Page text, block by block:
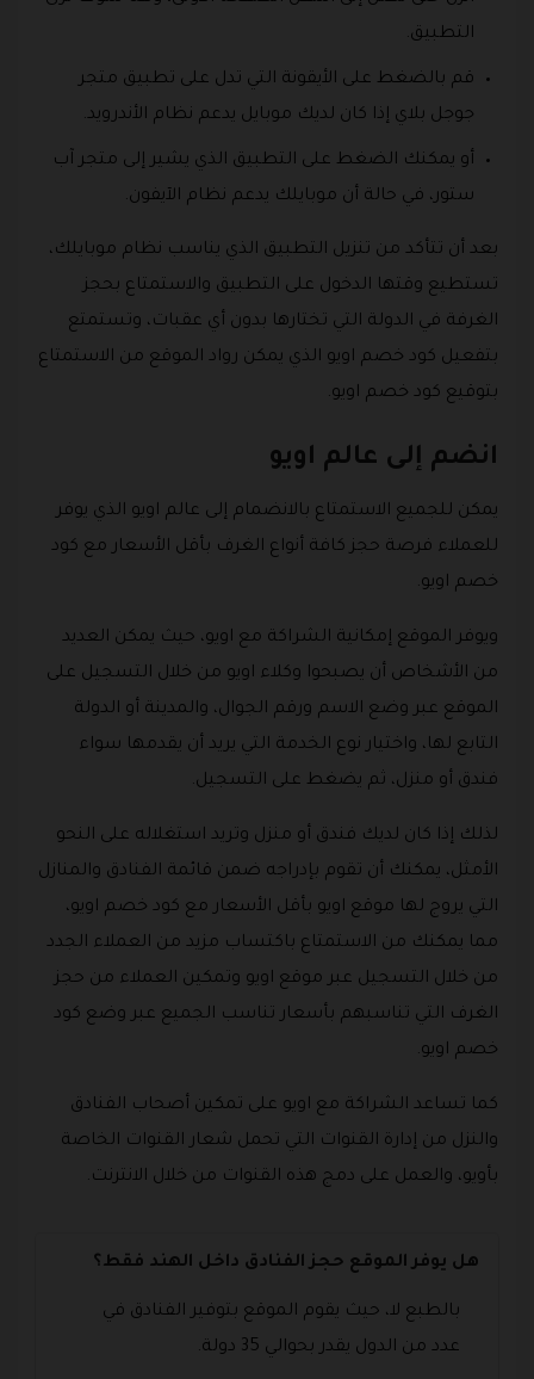
التطبيق.
قم بالضغط على الأيقونة التي تدل على تطبيق متجر
جوجل بلاي إذا كان لديك موبايل يدعم نظام الأندرويد.
أو يمكنك الضغط على التطبيق الذي يشير إلى متجر آب
ستور، في حالة أن موبايلك يدعم نظام الآيفون.
بعد أن تتأكد من تنزيل التطبيق الذي يناسب نظام موبايلك،
تستطيع وقتها الدخول على التطبيق والاستمتاع بحجز
الغرفة في الدولة التي تختارها بدون أي عقبات، وتستمتع
بتفعيل كود خصم اويو الذي يمكن رواد الموقع من الاستمتاع
بتوقيع كود خصم اويو.
انضم إلى عالم اويو
يمكن للجميع الاستمتاع بالانضمام إلى عالم اويو الذي يوفر
للعملاء فرصة حجز كافة أنواع الغرف بأقل الأسعار مع كود
خصم اويو.
ويوفر الموقع إمكانية الشراكة مع اويو، حيث يمكن العديد
من الأشخاص أن يصبحوا وكلاء اويو من خلال التسجيل على
الموقع عبر وضع الاسم ورقم الجوال، والمدينة أو الدولة
التابع لها، واختيار نوع الخدمة التي يريد أن يقدمها سواء
فندق أو منزل، ثم يضغط على التسجيل.
لذلك إذا كان لديك فندق أو منزل وتريد استغلاله على النحو
الأمثل، يمكنك أن تقوم بإدراجه ضمن قائمة الفنادق والمنازل
التي يروج لها موقع اويو بأقل الأسعار مع كود خصم اويو،
مما يمكنك من الاستمتاع باكتساب مزيد من العملاء الجدد
من خلال التسجيل عبر موقع اويو وتمكين العملاء من حجز
الغرف التي تناسبهم بأسعار تناسب الجميع عبر وضع كود
خصم اويو.
كما تساعد الشراكة مع اويو على تمكين أصحاب الفنادق
والنزل من إدارة القنوات التي تحمل شعار القنوات الخاصة
بأويو، والعمل على دمج هذه القنوات من خلال الانترنت.
هل يوفر الموقع حجز الفنادق داخل الهند فقط؟
بالطبع لا، حيث يقوم الموقع بتوفير الفنادق في
عدد من الدول يقدر بحوالي 35 دولة.